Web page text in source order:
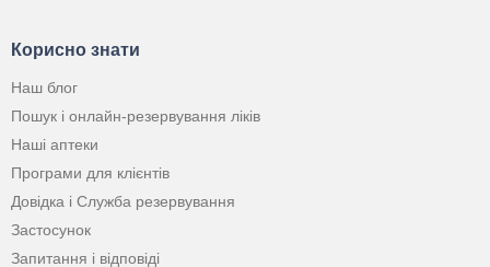
Корисно знати
Наш блог
Пошук і онлайн-резервування ліків
Наші аптеки
Програми для клієнтів
Довідка і Служба резервування
Застосунок
Запитання і відповіді